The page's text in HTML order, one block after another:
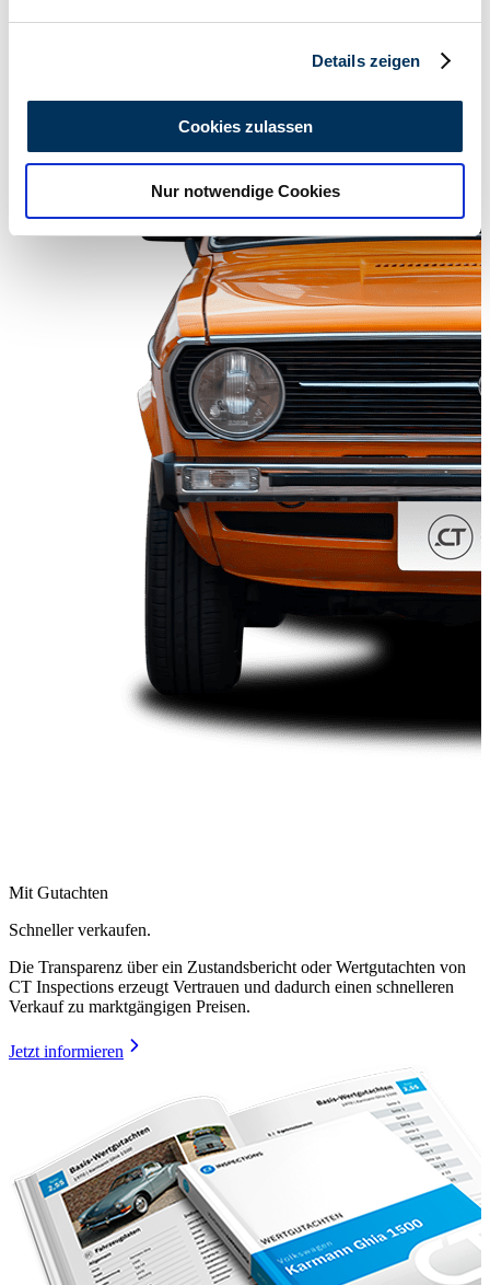
analysieren. Außerdem geben wir Informationen zu Ihrer
Verwendung unserer Website an unsere Partner für
soziale Medien, Werbung und Analysen weiter. Unsere
Partner führen diese Informationen möglicherweise mit
weiteren Daten zusammen, die Sie ihnen bereitgestellt
haben oder die sie im Rahmen Ihrer Nutzung der Dienste
gesammelt haben.Datenschutzerklärung
Details zeigen
Cookies zulassen
Nur notwendige Cookies
Mit Gutachten
Schneller verkaufen.
Die Transparenz über ein Zustandsbericht oder Wertgutachten von
CT Inspections erzeugt Vertrauen und dadurch einen schnelleren
Verkauf zu marktgängigen Preisen.
Jetzt informieren